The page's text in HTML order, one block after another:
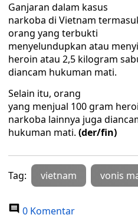
Ganjaran dalam kasus
narkoba di Vietnam
orang yang terbukti
menyelundupkan atau
heroin atau 2,5 kilogram
diancam hukuman mati.
Selain itu, orang
yang menjual 100 gram
narkoba lainnya juga
hukuman mati. (der/fin)
Tag: vietnam vonis
0 Komentar